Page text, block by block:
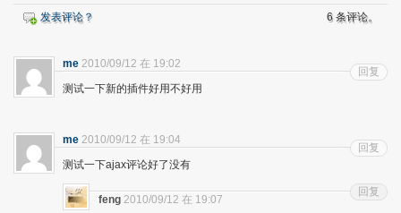
发表评论？ 6 条评论。
me 2010/09/12 在 19:02
测试一下新的插件好用不好用
回复
me 2010/09/12 在 19:04
测试一下ajax评论好了没有
回复
feng 2010/09/12 在 19:07
回复